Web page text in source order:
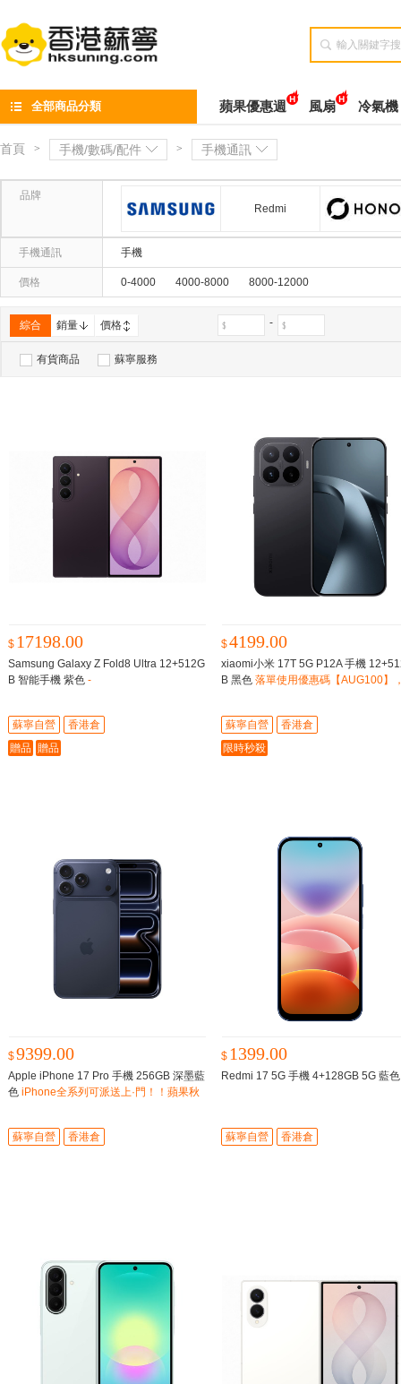

全部商品分類 蘋果優惠週 風扇 冷氣機
首頁 > 手機/數碼/配件 > 手機通訊
品牌
Redmi
手機通訊 手機
價格 0-4000 4000-8000 8000-12000
綜合 銷量 價格 -
有貨商品 蘇寧服務
$ 17198.00
Samsung Galaxy Z Fold8 Ultra 12+512G
B 智能手機 紫色 -
蘇寧自營
香港倉
贈品 贈品
$4199.00
xiaomi小米 17T 5G P12A 手機
B 黑色 落單使用優惠碼【AUG100】
蘇寧自營
香港倉
限時秒殺
$9399.00
Apple iPhone 17 Pro 手機 256GB 深墨藍
色 iPhone全系列可派送上·門！！蘋果秋
蘇寧自營 香港倉
$ 1399.00
Redmi 17 5G 手機 4+128GB 5G 藍
蘇寧自營 香港倉